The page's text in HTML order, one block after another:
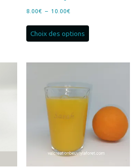
8.00€ – 10.00€Plage
prix :
Choix des options
Ce
options
être
choisies
sur